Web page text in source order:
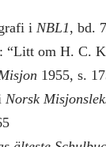
i NBL1, bd.
“Litt om H. C.
1955, s.
Norsk